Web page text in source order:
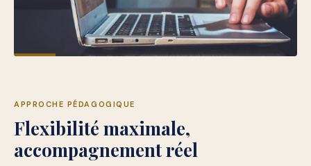
APPROCHE PÉDAGOGIQUE
Flexibilité maximale,
accompagnement réel